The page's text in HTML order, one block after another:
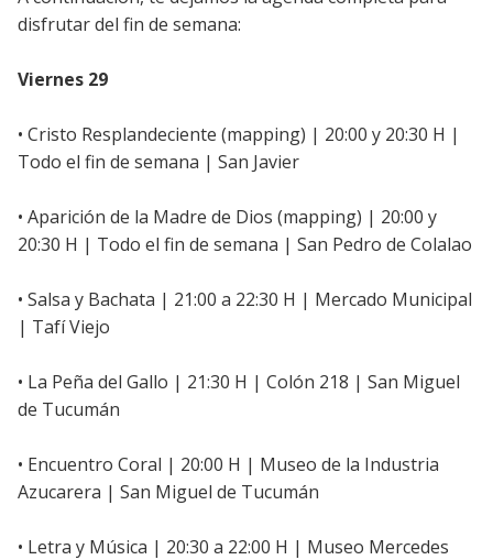
disfrutar del fin de semana:
Viernes 29
• Cristo Resplandeciente (mapping) | 20:00 y 20:30 H |
Todo el fin de semana | San Javier
• Aparición de la Madre de Dios (mapping) | 20:00 y
20:30 H | Todo el fin de semana | San Pedro de Colalao
• Salsa y Bachata | 21:00 a 22:30 H | Mercado Municipal
| Tafí Viejo
• La Peña del Gallo | 21:30 H | Colón 218 | San Miguel
de Tucumán
• Encuentro Coral | 20:00 H | Museo de la Industria
Azucarera | San Miguel de Tucumán
• Letra y Música | 20:30 a 22:00 H | Museo Mercedes